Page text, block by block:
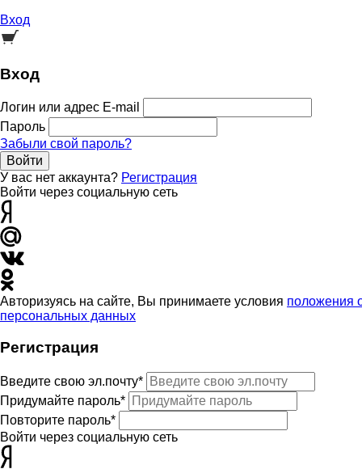
Вход
Вход
Логин или адрес E-mail
Пароль
Забыли свой пароль?
Войти
У вас нет аккаунта? Регистрация
Войти через социальную сеть
Авторизуясь на сайте, Вы принимаете условия положения
персональных данных
Регистрация
Введите свою эл.почту*
Придумайте пароль*
Повторите пароль*
Войти через социальную сеть